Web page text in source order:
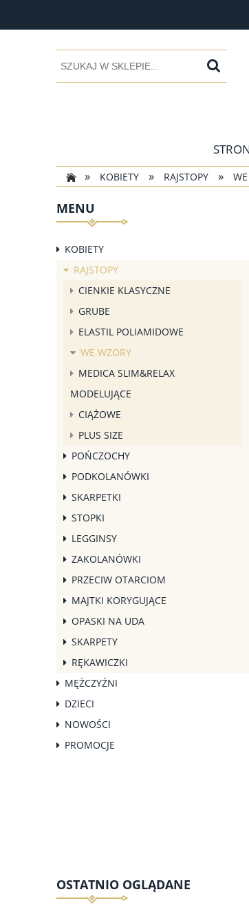
» KOBIETY » RAJSTOPY »
MENU
KOBIETY
RAJSTOPY
CIENKIE KLASYCZNE
GRUBE
ELASTIL POLIAMIDOWE
WE WZORY
MEDICA SLIM&RELAX
MODELUJĄCE
CIĄŻOWE
PLUS SIZE
POŃCZOCHY
PODKOLANÓWKI
SKARPETKI
STOPKI
LEGGINSY
ZAKOLANÓWKI
PRZECIW OTARCIOM
MAJTKI KORYGUJĄCE
OPASKI NA UDA
SKARPETY
RĘKAWICZKI
MĘŻCZYŹNI
DZIECI
NOWOŚCI
PROMOCJE
OSTATNIO OGLĄDANE